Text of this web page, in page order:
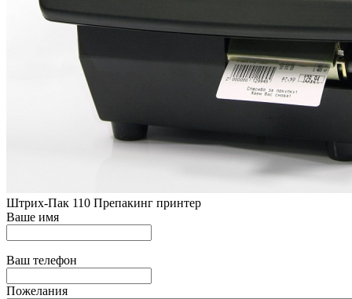
Штрих-Пак 110 Препакинг принтер
Ваше имя
Ваш телефон
Пожелания